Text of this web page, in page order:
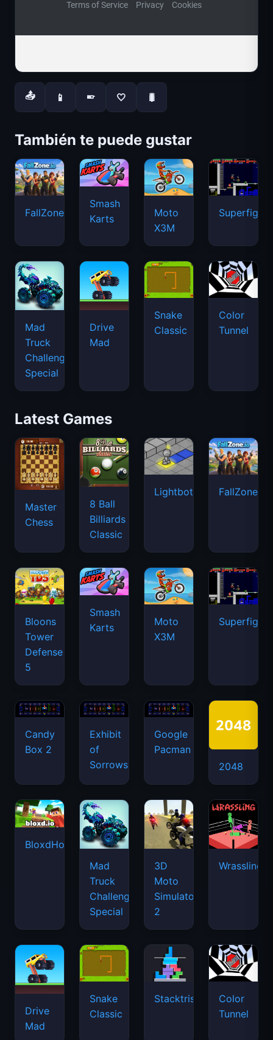
📤 📱 📱 🤍 🐛
También te puede gustar
FallZone.io
Smash
Karts
Moto
X3M
Mad
Truck
Challenge
Special
Drive
Mad
Snake
Classic
Color
Tunnel
Latest Games
Master
Chess
8 Ball
Billiards
Classic
Lightbot FallZone.io
Bloons
Tower
Defense
5
Smash
Karts
Moto
X3M
Candy
Box 2
Exhibit
of
Sorrows
Google
Pacman
2048
BloxdHop.io
Mad
Truck
Challenge
Special
3D
Moto
Simulator
2
Wrassling
Drive
Mad
Snake
Classic
Stacktris
Color
Tunnel